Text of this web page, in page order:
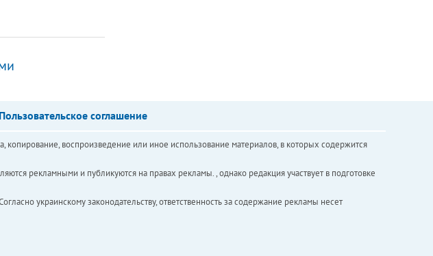
Пользовательское соглашение
воспроизведение или иное использование материалов, в которых содержится
рекламными и публикуются на правах рекламы. , однако редакция участвует в подготовке
украинскому законодательству, ответственность за содержание рекламы несет